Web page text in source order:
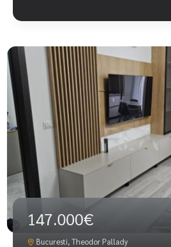
147.000€
Bucuresti, Theodor Pallady